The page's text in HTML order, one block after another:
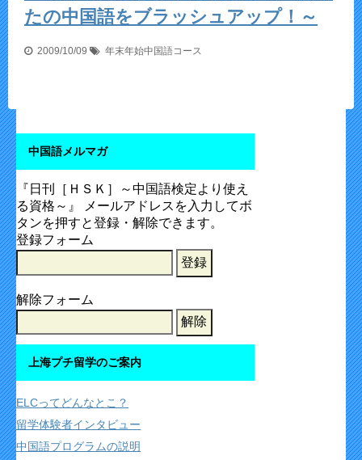
たの中国語をブラッシュアップ！～
2009/10/09 年末年始中国語コース
中国語メルマガ
『日刊［ＨＳＫ］～中国語検定より使え
る資格～』 メールアドレスを入力してボ
タンを押すと登録・解除できます。
登録フォーム
解除フォーム
上海プチ留学のご案内
ELCってどんなとこ？
留学体験者インタビュー
中国語プログラムの説明